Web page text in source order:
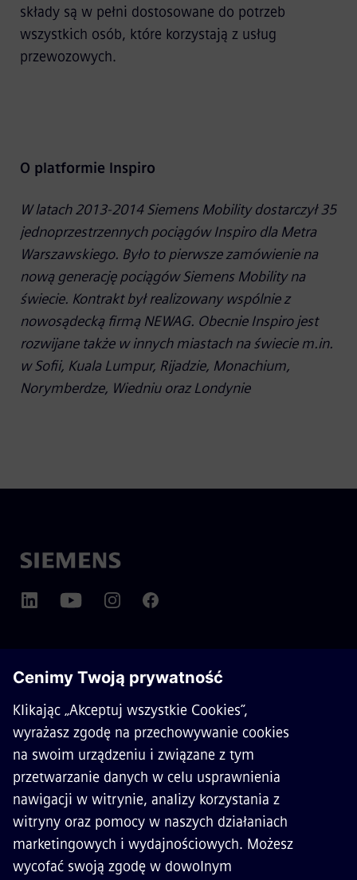
składy są w pełni dostosowane do potrzeb
wszystkich osób, które korzystają z usług
przewozowych.
O platformie Inspiro
W latach 2013-2014 Siemens Mobility dostarczył 35
jednoprzestrzennych pociągów Inspiro dla Metra
Warszawskiego. Było to pierwsze zamówienie na
nową generację pociągów Siemens Mobility na
świecie. Kontrakt był realizowany wspólnie z
nowosądecką firmą NEWAG. Obecnie Inspiro jest
rozwijane także w innych miastach na świecie m.in.
w Sofii, Kuala Lumpur, Rijadzie, Monachium,
Norymberdze, Wiedniu oraz Londynie
O SIEMENS MOBILITY
KONTAKT
KARIERA
Siemens Mobility 2026